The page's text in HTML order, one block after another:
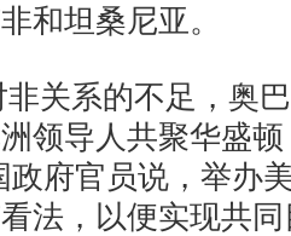
和坦桑尼亚。
系的不足，奥巴
领导人共聚华盛
政府官员说，举办
法，以便实现共